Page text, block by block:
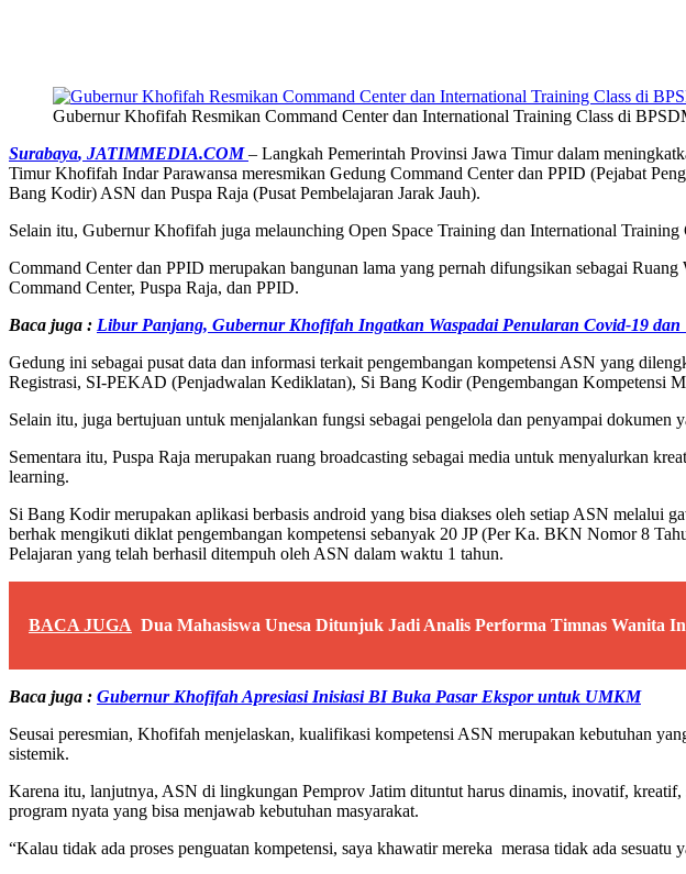
Gubernur Khofifah Resmikan Command Center dan International Training Class di
Surabaya, JATIMMEDIA.COM– Langkah Pemerintah Provinsi Jawa Timur dalam
Timur Khofifah Indar Parawansa meresmikan Gedung Command Center dan PPID (Pejabat
Bang Kodir) ASN dan Puspa Raja (Pusat Pembelajaran Jarak Jauh).
Selain itu, Gubernur Khofifah juga melaunching Open Space Training dan International
Command Center dan PPID merupakan bangunan lama yang pernah difungsikan sebagai
Command Center, Puspa Raja, dan PPID.
Baca juga : Libur Panjang, Gubernur Khofifah Ingatkan Waspadai Penularan Covid-19
Gedung ini sebagai pusat data dan informasi terkait pengembangan kompetensi ASN yang
Registrasi, SI-PEKAD (Penjadwalan Kediklatan), Si Bang Kodir (Pengembangan Kompetensi
Selain itu, juga bertujuan untuk menjalankan fungsi sebagai pengelola dan penyampai
Sementara itu, Puspa Raja merupakan ruang broadcasting sebagai media untuk menyalurkan
learning.
Si Bang Kodir merupakan aplikasi berbasis android yang bisa diakses oleh setiap ASN melalui
berhak mengikuti diklat pengembangan kompetensi sebanyak 20 JP (Per Ka. BKN Nomor 8
Pelajaran yang telah berhasil ditempuh oleh ASN dalam waktu 1 tahun.
BACA JUGA Dua Mahasiswa Unesa Ditunjuk Jadi Analis Performa Timnas Wanita
Baca juga : Gubernur Khofifah Apresiasi Inisiasi BI Buka Pasar Ekspor untuk UMKM
Seusai peresmian, Khofifah menjelaskan, kualifikasi kompetensi ASN merupakan kebutuhan
sistemik.
Karena itu, lanjutnya, ASN di lingkungan Pemprov Jatim dituntut harus dinamis, inovatif,
program nyata yang bisa menjawab kebutuhan masyarakat.
“Kalau tidak ada proses penguatan kompetensi, saya khawatir mereka merasa tidak ada sesuatu